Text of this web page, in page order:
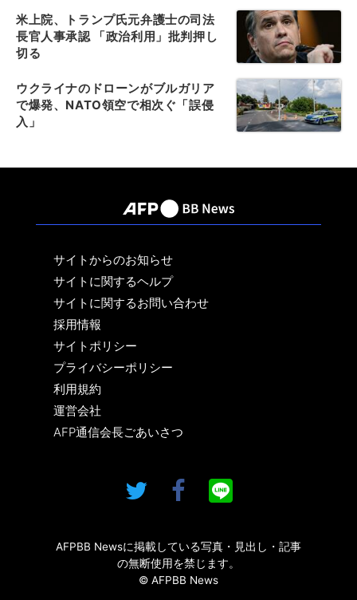
米上院、トランプ氏元弁護士の司法
長官人事承認 「政治利用」批判押し
切る
ウクライナのドローンがブルガリア
で爆発、NATO領空で相次ぐ「誤侵
入」
サイトからのお知らせ
サイトに関するヘルプ
サイトに関するお問い合わせ
採用情報
サイトポリシー
プライバシーポリシー
利用規約
運営会社
AFP通信会長ごあいさつ
AFPBB Newsに掲載している写真・見出し・記事
の無断使用を禁じます。
© AFPBB News